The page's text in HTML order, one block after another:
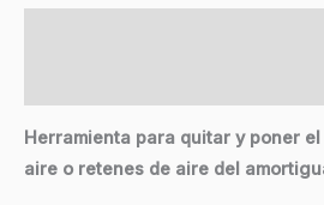
Herramienta para quitar y poner
aire o retenes de aire del